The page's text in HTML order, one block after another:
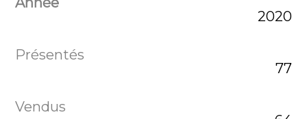
2020
77